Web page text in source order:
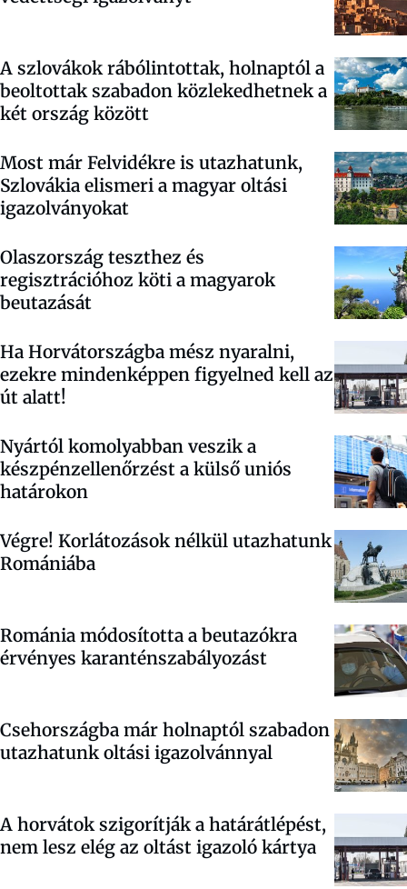
A szlovákok rábólintottak, holnaptól a
beoltottak szabadon közlekedhetnek a
két ország között
Most már Felvidékre is utazhatunk,
Szlovákia elismeri a magyar oltási
igazolványokat
Olaszország teszthez és
regisztrációhoz köti a magyarok
beutazását
Ha Horvátországba mész nyaralni,
ezekre mindenképpen figyelned kell az
út alatt!
Nyártól komolyabban veszik a
készpénzellenőrzést a külső uniós
határokon
Végre! Korlátozások nélkül utazhatunk
Romániába
Románia módosította a beutazókra
érvényes karanténszabályozást
Csehországba már holnaptól szabadon
utazhatunk oltási igazolvánnyal
A horvátok szigorítják a határátlépést,
nem lesz elég az oltást igazoló kártya